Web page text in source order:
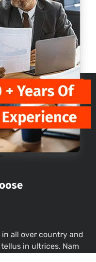
all over country and
in ultrices. Nam